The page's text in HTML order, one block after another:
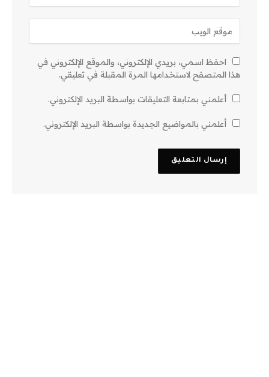
احفظ اسمي، بريدي الإلكتروني، والموقع الإلكتروني في
هذا المتصفح لاستخدامها المرة المقبلة في تعليقي.
أعلمني بمتابعة التعليقات بواسطة البريد الإلكتروني.
أعلمني بالمواضيع الجديدة بواسطة البريد الإلكتروني.